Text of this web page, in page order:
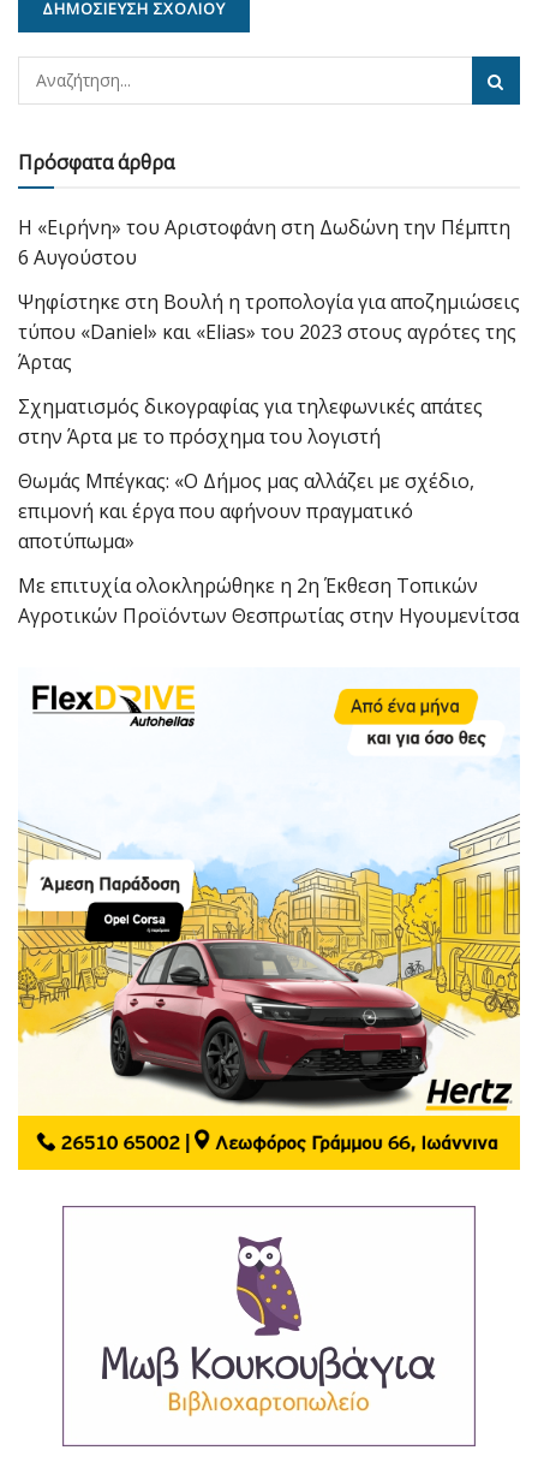
Πρόσφατα άρθρα
Η «Ειρήνη» του Αριστοφάνη στη Δωδώνη την Πέμπτη
6 Αυγούστου
Ψηφίστηκε στη Βουλή η τροπολογία για αποζημιώσεις
τύπου «Daniel» και «Elias» του 2023 στους αγρότες της
Άρτας
Σχηματισμός δικογραφίας για τηλεφωνικές απάτες
στην Άρτα με το πρόσχημα του λογιστή
Θωμάς Μπέγκας: «Ο Δήμος μας αλλάζει με σχέδιο,
επιμονή και έργα που αφήνουν πραγματικό
αποτύπωμα»
Με επιτυχία ολοκληρώθηκε η 2η Έκθεση Τοπικών
Αγροτικών Προϊόντων Θεσπρωτίας στην Ηγουμενίτσα